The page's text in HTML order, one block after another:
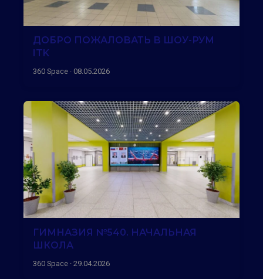
ДОБРО ПОЖАЛОВАТЬ В ШОУ-РУМ
ITK
360 Space · 08.05.2026
ГИМНАЗИЯ №540. НАЧАЛЬНАЯ
ШКОЛА
360 Space · 29.04.2026